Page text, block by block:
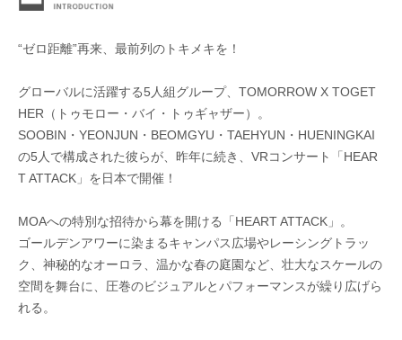
“ゼロ距離”再来、最前列のトキメキを！
グローバルに活躍する5人組グループ、TOMORROW X TOGET
HER（トゥモロー・バイ・トゥギャザー）。
SOOBIN・YEONJUN・BEOMGYU・TAEHYUN・HUENINGKAI
の5人で構成された彼らが、昨年に続き、VRコンサート「HEAR
T ATTACK」を日本で開催！
MOAへの特別な招待から幕を開ける「HEART ATTACK」。
ゴールデンアワーに染まるキャンパス広場やレーシングトラッ
ク、神秘的なオーロラ、温かな春の庭園など、壮大なスケールの
空間を舞台に、圧巻のビジュアルとパフォーマンスが繰り広げら
れる。